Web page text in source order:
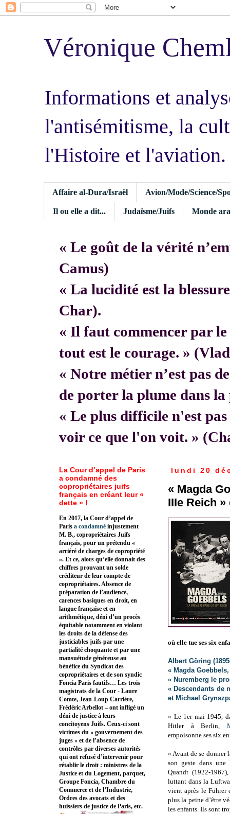
Véronique
Informations et
l'antisémitisme, la
l'Histoire et l'aviation.
Affaire al-Dura/Israël Avion/Mode/Science/
Il ou elle a dit... Judaïsme/Juifs Monde
« Le goût de la vérité
Camus)
« La lucidité est la
Char).
« Il faut commencer par le
tout est le courage. »
« Notre métier n’est pas
de porter la plume dans
« Le plus difficile n'est
voir ce que l'on voit. »
lundi 20
« Magda
IIIe Reich
où elle tue ses six
Albert Göring
« Magda
« Nuremberg le
« Descendants de
et Michael
« Le 1er mai 1945,
Hitler à Berlin,
empoisonne ses six
« Avant de se donner
son geste dans
Quandt (1922-
luttant dans la
vient après le Führer
plus la peine d’être
les enfants. Ils sont
La Cour d’appel de Paris
a condamné des
copropriétaires juifs
français en créant leur «
dette » !
En 2017, la Cour d’appel de
Paris a condamné injustement
M. B., copropriétaires Juifs
français, pour un prétendu «
arriéré de charges de copropriété
». Et ce, alors qu’elle donnait des
chiffres prouvant un solde
créditeur de leur compte de
copropriétaires. Absence de
préparation de l’audience,
carences basiques en droit, en
langue française et en
arithmétique, déni d’un procès
équitable notamment en violant
les droits de la défense des
justiciables juifs par une
partialité choquante et par une
mansuétude généreuse au
bénéfice du Syndicat des
copropriétaires et de son syndic
Foncia Paris fautifs… Les trois
magistrats de la Cour - Laure
Comte, Jean-Loup Carrière,
Frédéric Arbellot – ont infligé un
déni de justice à leurs
concitoyens Juifs. Ceux-ci sont
victimes du « gouvernement des
juges » et de l’absence de
contrôles par diverses autorités
qui ont refusé d’intervenir pour
rétablir le droit : ministres de la
Justice et du Logement, parquet,
Groupe Foncia, Chambre du
Commerce et de l’Industrie,
Ordres des avocats et des
huissiers de justice de Paris, etc.